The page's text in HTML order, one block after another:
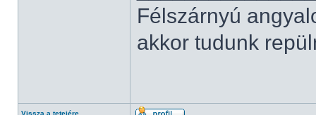
Félszárnyú
akkor tudunk
Vissza a tetejére